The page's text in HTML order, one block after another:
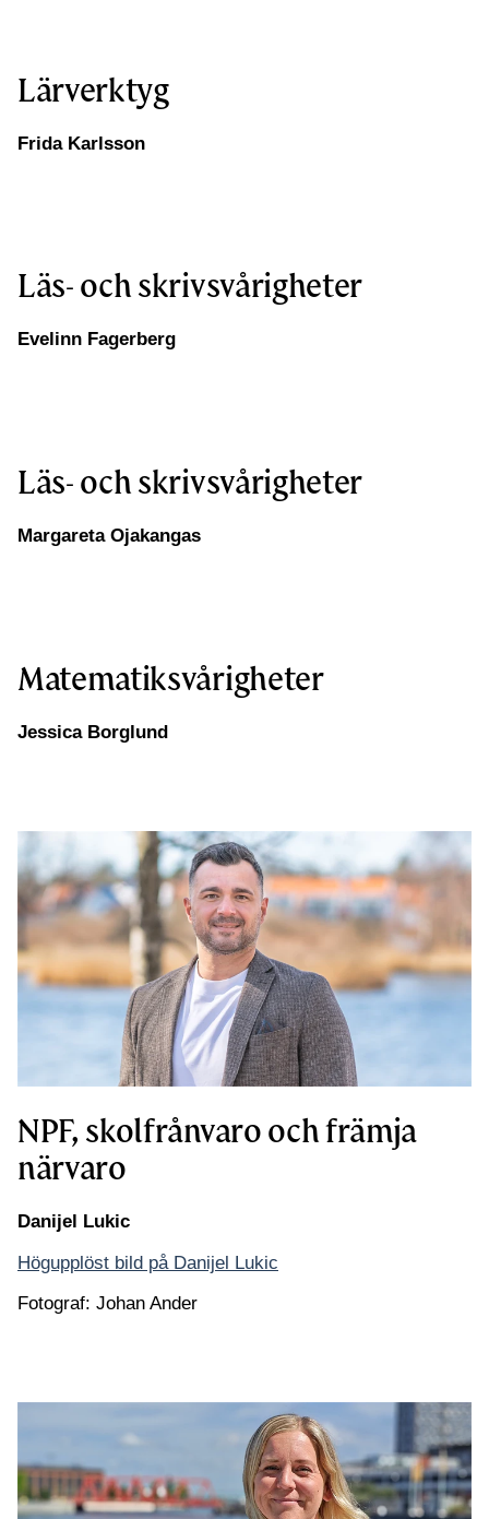
Lärverktyg
Frida Karlsson
Läs- och skrivsvårigheter
Evelinn Fagerberg
Läs- och skrivsvårigheter
Margareta Ojakangas
Matematiksvårigheter
Jessica Borglund
NPF, skolfrånvaro och främja
närvaro
Danijel Lukic
Högupplöst bild på Danijel Lukic
Fotograf: Johan Ander